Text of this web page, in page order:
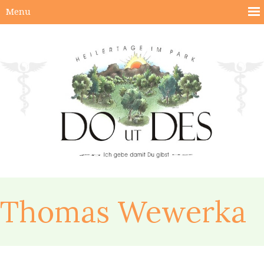
Thomas Wewerka